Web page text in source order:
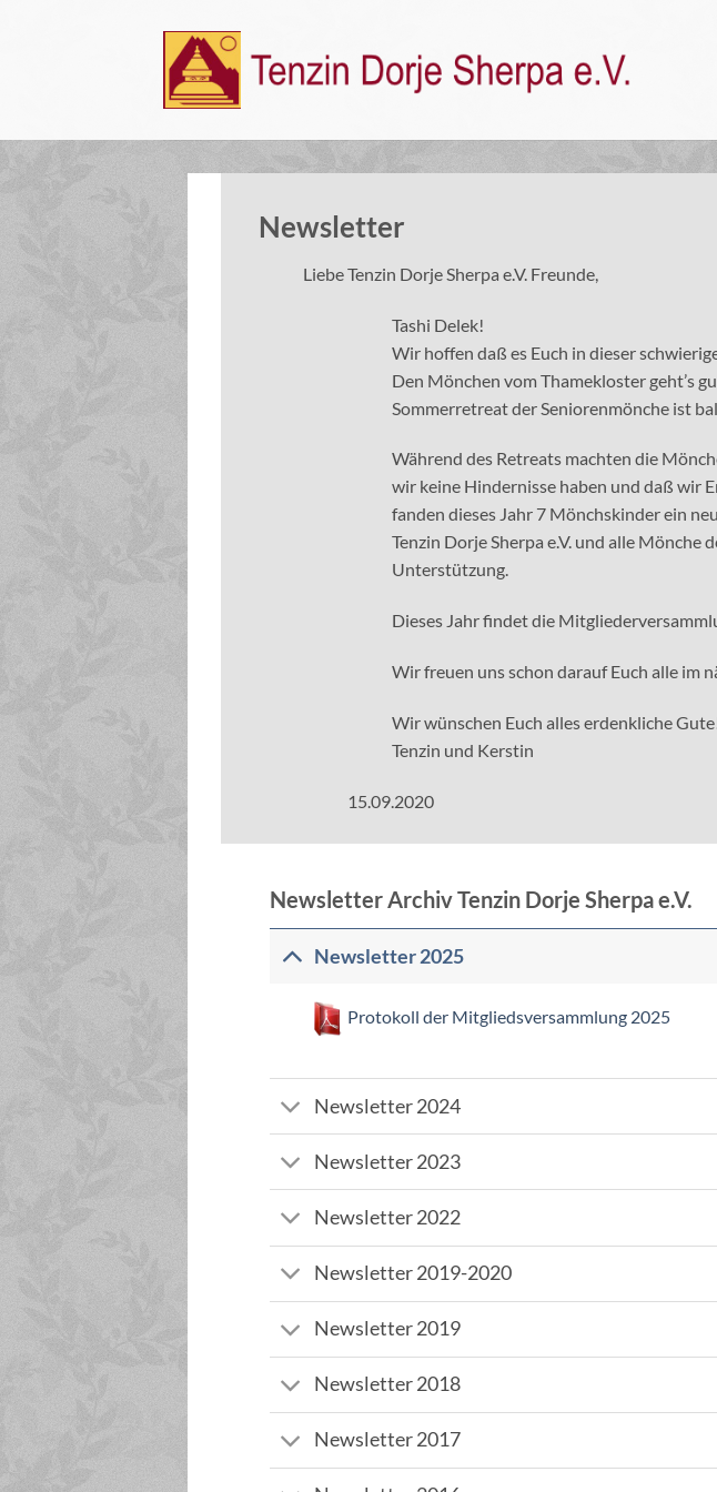
Newsletter
Liebe Tenzin Dorje Sherpa e.V. Freunde,
Tashi Delek!
Wir hoffen daß es Euch in dieser
Den Mönchen vom Thamekloster geht’s
Sommerretreat der Seniorenmönche ist
Während des Retreats machten die
wir keine Hindernisse haben und daß wir
fanden dieses Jahr 7 Mönchskinder ein
Tenzin Dorje Sherpa e.V. und alle
Unterstützung.
Dieses Jahr findet die
Wir freuen uns schon darauf Euch alle im
Wir wünschen Euch alles erdenkliche
Tenzin und Kerstin
15.09.2020
Newsletter Archiv Tenzin Dorje Sherpa e.V.
Newsletter 2025
Protokoll der Mitgliedsversammlung 2025
Newsletter 2024
Newsletter 2023
Newsletter 2022
Newsletter 2019-2020
Newsletter 2019
Newsletter 2018
Newsletter 2017